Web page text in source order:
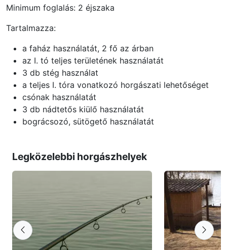
Minimum foglalás: 2 éjszaka
Tartalmazza:
a faház használatát, 2 fő az árban
az I. tó teljes területének használatát
3 db stég használat
a teljes I. tóra vonatkozó horgászati lehetőséget
csónak használatát
3 db nádtetős kiülő használatát
bográcsozó, sütögető használatát
Legközelebbi horgászhelyek